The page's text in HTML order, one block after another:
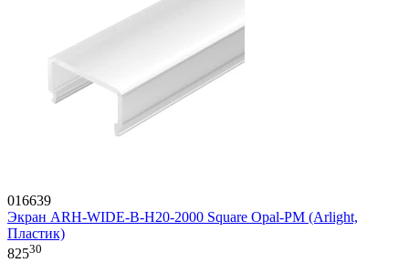
016639
Экран ARH-WIDE-B-H20-2000 Square Opal-PM (Arlight,
Пластик)
82530